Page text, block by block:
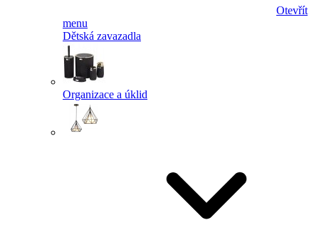
Otevřít
menu
Dětská zavazadla
Organizace a úklid